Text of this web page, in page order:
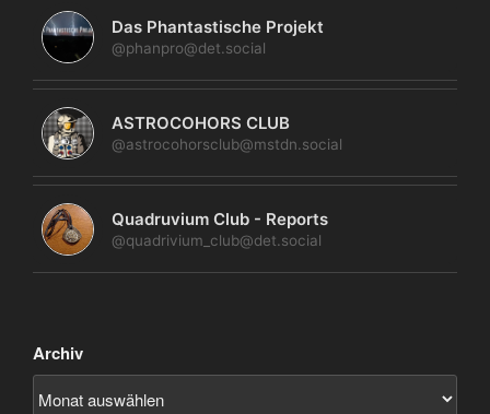
Das Phantastische Projekt
@phanpro@det.social
ASTROCOHORS CLUB
@astrocohorsclub@mstdn.social
Quadruvium Club - Reports
@quadrivium_club@det.social
Archiv